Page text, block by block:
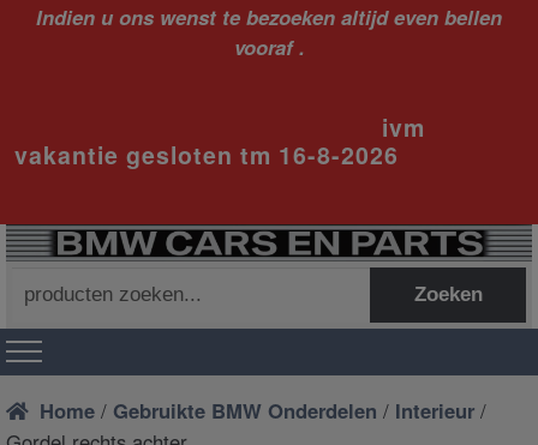
Indien u ons wenst te bezoeken altijd even bellen
vooraf .
ivm
vakantie gesloten tm 16-8-2026
naar:
Zoeken
Home / Gebruikte BMW Onderdelen / Interieur /